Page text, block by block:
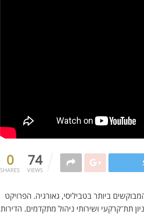
0
SHARES
74
VIEWS
ביותר בטביליסי, גאורגיה. הפרויקט
תת־קרקעי ושירותי ניהול מתקדמים. הדירות